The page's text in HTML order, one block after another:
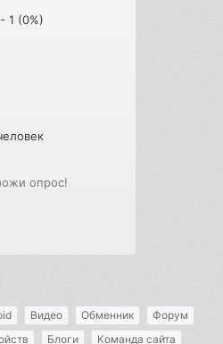
1 (0%)
опрос!
Видео Обменник
Форум
Блоги Команда сайта